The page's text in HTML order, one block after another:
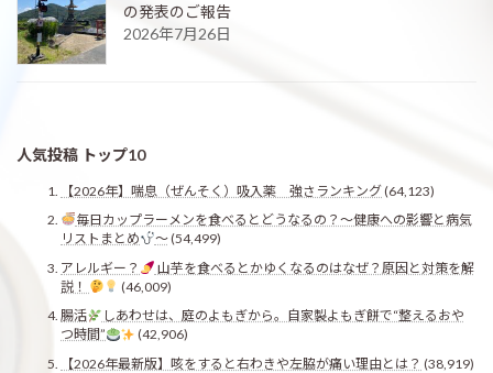
の発表のご報告
2026年7月26日
人気投稿 トップ10
【2026年】喘息（ぜんそく）吸入薬 強さランキング(64,123)
毎日カップラーメンを食べるとどうなるの？〜健康への影響と病気
リストまとめ
〜(54,499)
アレルギー？
山芋を食べるとかゆくなるのはなぜ？原因と対策を解
説！
(46,009)
腸活
しあわせは、庭のよもぎから。自家製よもぎ餅で“整えるおや
つ時間”
(42,906)
【2026年最新版】咳をすると右わきや左脇が痛い理由とは？ (38,919)